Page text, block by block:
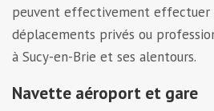
peuvent effectivement effectuer
déplacements privés ou
à Sucy-en-Brie et ses alentours.
Navette aéroport et gare